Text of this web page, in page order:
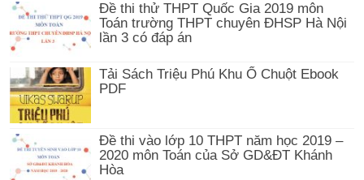
Đề thi thử THPT Quốc Gia 2019 môn
Toán trường THPT chuyên ĐHSP Hà Nội
lần 3 có đáp án
Tải Sách Triệu Phú Khu Ổ Chuột Ebook
PDF
Đề thi vào lớp 10 THPT năm học 2019 –
2020 môn Toán của Sở GD&ĐT Khánh
Hòa